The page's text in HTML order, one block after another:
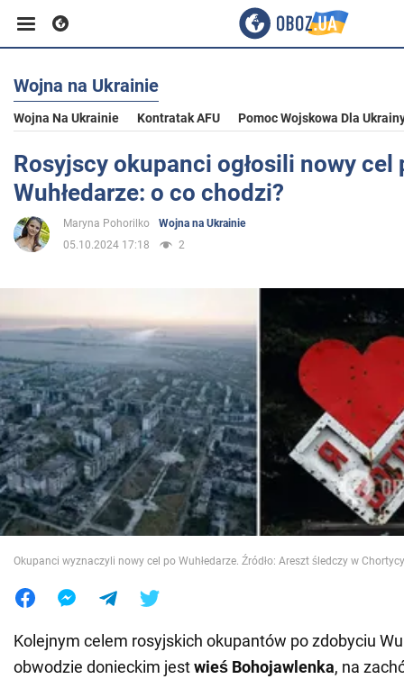
Biznes
Sport
Rozrywka
Polityka
Społeczeństwo
Wojna na Ukrainie
Świat
Jedzenie
Wojna na Ukrainie
Wojna Na Ukrainie Kontratak AFU Pomoc Wojskowa Dla
Rosyjscy okupanci ogłosili nowy cel
Wuhłedarze: o co chodzi?
Maryna Pohorilko
Wojna na Ukrainie
05.10.2024 17:18
2
Okupanci wyznaczyli nowy cel po Wuhłedarze. Źródło: Areszt śledczy w Chortycy
Kolejnym celem rosyjskich okupantów po zdobyciu
obwodzie donieckim jestwieś Bohojawlenka, na